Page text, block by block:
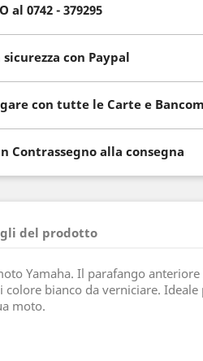
al 0742 - 379295
con Paypal
con tutte le Carte e
Contrassegno alla consegna
del prodotto
Yamaha. Il parafango anteriore
colore bianco da verniciare. Ideale
moto.